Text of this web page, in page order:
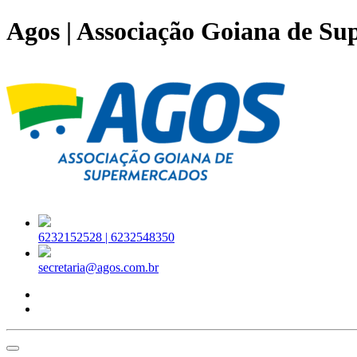
Agos | Associação Goiana de
6232152528 | 6232548350
secretaria@agos.com.br